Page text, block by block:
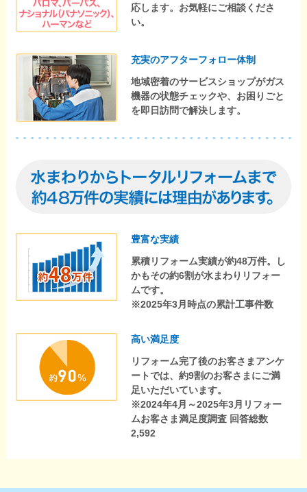
応します。お気軽にご相談くださ
い。
充実のアフターフォロー体制
地域密着のサービスショップがガス
機器の状態チェックや、お困りごと
を即日訪問で解決します。
豊富な実績
累積リフォーム実績が約48万件。し
かもその約6割が水まわりリフォー
ムです。
※2025年3月時点の累計工事件数
高い満足度
リフォーム完了後のお客さまアンケ
ートでは、約9割のお客さまにご満
足いただいています。
※2024年4月～2025年3月リフォー
ムお客さま満足度調査 回答総数
2,592